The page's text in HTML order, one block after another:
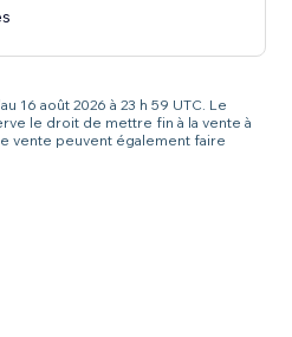
16 août 2026 à 23 h 59 UTC. Le
le droit de mettre fin à la vente à
vente peuvent également faire